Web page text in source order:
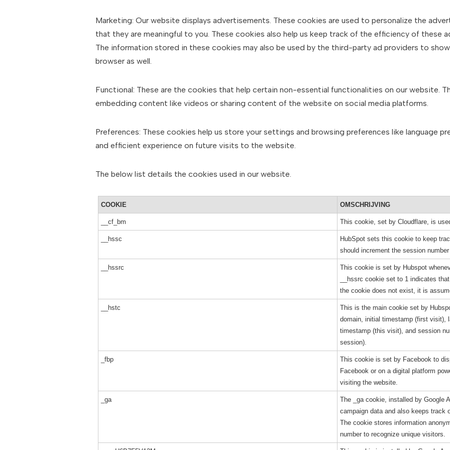
Marketing: Our website displays advertisements. These cookies are used to personalize the
that they are meaningful to you. These cookies also help us keep track of the efficiency of these
The information stored in these cookies may also be used by the third-party ad providers to
browser as well.
Functional: These are the cookies that help certain non-essential functionalities on our website.
embedding content like videos or sharing content of the website on social media platforms.
Preferences: These cookies help us store your settings and browsing preferences like language
and efficient experience on future visits to the website.
The below list details the cookies used in our website.
COOKIE OMSCHRIJVING
__cf_bm This cookie, set by Cloudflare, is
__hssc
HubSpot sets this cookie to keep
should increment the session
__hssrc
This cookie is set by Hubspot
__hssrc cookie set to 1 indicates
the cookie does not exist, it is
__hstc
This is the main cookie set by
domain, initial timestamp (first visit),
timestamp (this visit), and session
session).
_fbp
This cookie is set by Facebook to
Facebook or on a digital platform
visiting the website.
_ga
The _ga cookie, installed by Google
campaign data and also keeps track
The cookie stores information
number to recognize unique visitors.